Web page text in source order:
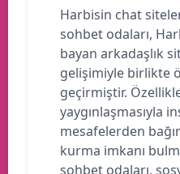
Harbisin chat
sohbet odaları,
bayan arkadaşlık
gelişimiyle birlikte
geçirmiştir.
yaygınlaşmasıyla
mesafelerden
kurma imkanı
sohbet odaları,